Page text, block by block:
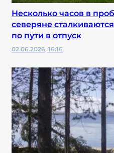
️Несколько часов в
северяне
по пути в отпуск
02.06.2026, 16:16